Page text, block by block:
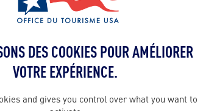
deux anciennes synagogues
DES COOKIES POUR AMÉLIORER
VOTRE EXPÉRIENCE.
and gives you control over what you want to